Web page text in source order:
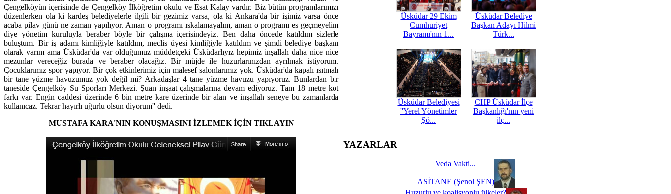
Çengelköyün içerisinde de Çengelköy İlköğretim okulu ve Esat Kalay vardır. Biz bütün programlarımızı
düzenlerken ola ki kardeş belediyelerle ilgili bir gezimiz varsa, ola ki Ankara'da bir işimiz varsa önce
acaba pilav günü ne zaman yapılıyor. Aman o programı ıskalamayalım, aman o programı es geçmeyelim
diye yönetim kuruluyla beraber böyle bir çalışma içerisindeyiz. Ben daha öncede katıldım sizlerle
buluştum. Bir iş adamı kimliğiyle katıldım, meclis üyesi kimliğiyle katıldım ve şimdi belediye başkanı
olarak varım ama Üsküdar'da var olduğumuz müddetçeki Üsküdarlıyız hepimiz inşallah daha nice nice
mezunlar vereceğiz burada ve beraber olacağız. Bir müjde ile huzurlarınızdan ayrılmak istiyorum.
Çocuklarımız spor yapıyor. Bir çok etkinlerimiz için malesef salonlarımız yok. Üsküdar'da kapalı ısıtmalı
bir tane yüzme havuzumuz yok değil mi? Arkadaşlar 4 tane yüzme havuzu yapıyoruz. Bunlardan bir
taneside Çengelköy Su Sporları Merkezi. Şuan inşaat çalışmalarına devam ediyoruz. Tam 18 metre kot
farkı var. Engin caddesi üzerinde 6 bin metre kare üzerinde bir alan ve inşallah seneye bu zamanlarda
kullanıcaz. Tekrar hayırlı uğurlu olsun diyorum'' dedi.
MUSTAFA KARA'NIN KONUŞMASINI İZLEMEK İÇİN TIKLAYIN
Üsküdar 29 Ekim
Cumhuriyet
Bayramı'nın 1...
Üsküdar Belediye
Başkan Adayı Hilmi
Türk...
Üsküdar Belediyesi
''Yerel Yönetimler
Şö...
CHP Üsküdar İlçe
Başkanlığı'nın yeni
ilç...
YAZARLAR
Veda Vakti...
ASİTANE (Şenol ŞEN)